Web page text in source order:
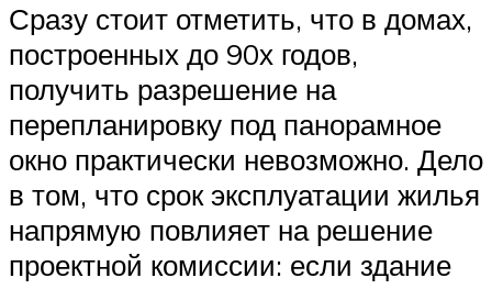
Сразу стоит отметить, что в домах,
построенных до 90х годов,
получить разрешение на
перепланировку под панорамное
окно практически невозможно. Дело
в том, что срок эксплуатации жилья
напрямую повлияет на решение
проектной комиссии: если здание